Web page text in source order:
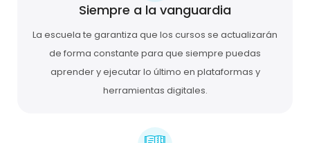
Siempre a la vanguardia
La escuela te garantiza que los cursos se actualizarán
de forma constante para que siempre puedas
aprender y ejecutar lo último en plataformas y
herramientas digitales.